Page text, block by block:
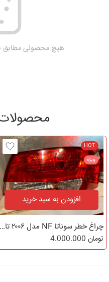
هیچ محصولی مطابق
HOT
ویژه
افزودن به سبد خرید
چراغ خطر سوناتا NF مدل ۲۰۰۶ تا ۲۰۱۰
تومان